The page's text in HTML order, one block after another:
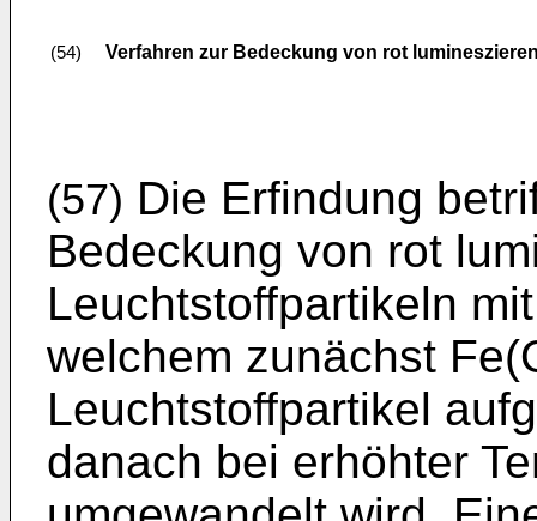
(54) Verfahren zur Bedeckung von rot
(57) Die Erfindung
Bedeckung von rot
Leuchtstoffpartikeln
welchem zunächst
Leuchtstoffpartikel
danach bei erhöhter